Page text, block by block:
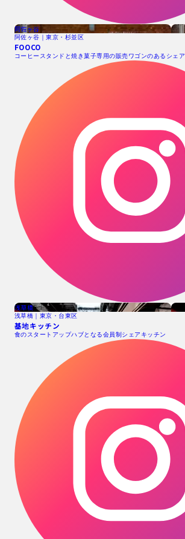
阿佐ヶ谷
阿佐ヶ谷｜東京・杉並区
FOOCO
コーヒースタンドと焼き菓子専用の販売ワゴンのあるシェ
浅草橋
浅草橋｜東京・台東区
基地キッチン
食のスタートアップハブとなる会員制シェアキッチン